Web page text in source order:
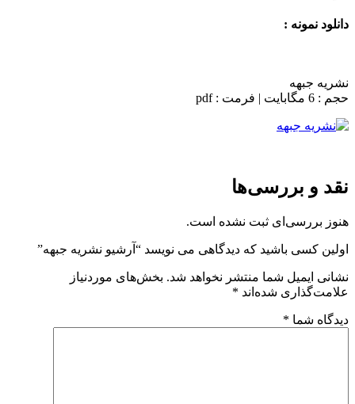
دانلود نمونه :
نشریه جبهه
حجم : 6 مگابایت | فرمت : pdf
نقد و بررسی‌ها
هنوز بررسی‌ای ثبت نشده است.
اولین کسی باشید که دیدگاهی می نویسد “آرشیو نشریه جبهه”
نشانی ایمیل شما منتشر نخواهد شد. بخش‌های موردنیاز
علامت‌گذاری شده‌اند *
دیدگاه شما *